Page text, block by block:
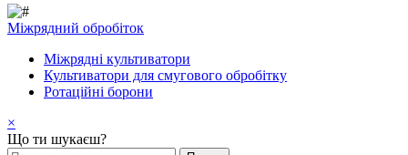
Mіжрядний обробіток
Міжрядні культиватори
Культиватори для смугового обробітку
Ротаційні борони
×
Що ти шукаєш?